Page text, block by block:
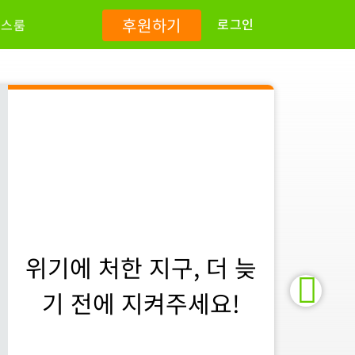
룸 후원하기 로그인
위기에 처한 지구, 더 늦
기 전에 지켜주세요!